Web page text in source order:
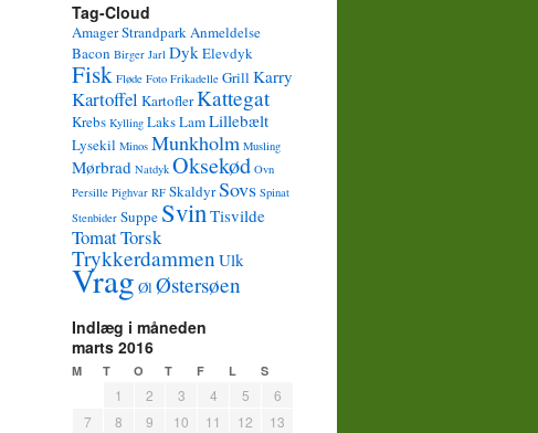
Tag-Cloud
Amager StrandparkAnmeldelse
Bacon Birger Jarl DykElevdyk
Fisk Fløde Foto Frikadelle Grill Karry
Kartoffel KartoflerKattegat
Krebs Kylling LaksLamLillebælt
Lysekil Minos Munkholm Musling
Mørbrad Natdyk Oksekød Ovn
Persille Pighvar RF SkaldyrSovs Spinat
Stenbider Suppe SvinTisvilde
TomatTorsk
Trykkerdammen Ulk
VragØl Østersøen
Indlæg i måneden
marts 2016
M T O T F L S
1 2 3 4 5
6
7
8 9 10 11 12
13